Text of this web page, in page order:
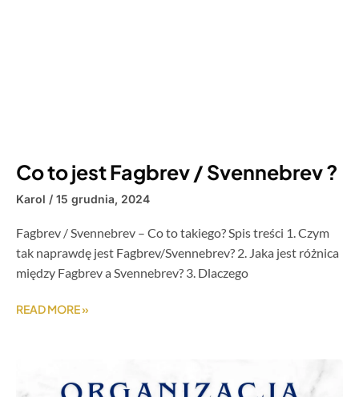
Co to jest Fagbrev / Svennebrev ?
Karol 15 grudnia, 2024
Fagbrev / Svennebrev – Co to takiego? Spis treści 1. Czym
tak naprawdę jest Fagbrev/Svennebrev? 2. Jaka jest różnica
między Fagbrev a Svennebrev? 3. Dlaczego
READ MORE »